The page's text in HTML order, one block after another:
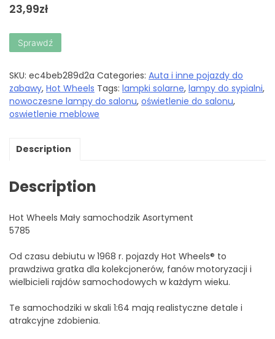
23,99zł
Sprawdź
SKU: ec4beb289d2a Categories: Auta i inne pojazdy do
zabawy, Hot Wheels Tags: lampki solarne, lampy do sypialni,
nowoczesne lampy do salonu, oświetlenie do salonu,
oswietlenie meblowe
Description
Description
Hot Wheels Mały samochodzik Asortyment
5785
Od czasu debiutu w 1968 r. pojazdy Hot Wheels® to
prawdziwa gratka dla kolekcjonerów, fanów motoryzacji i
wielbicieli rajdów samochodowych w każdym wieku.
Te samochodziki w skali 1:64 mają realistyczne detale i
atrakcyjne zdobienia.